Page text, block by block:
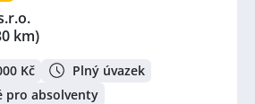
km)
Kč
Plný úvazek
pro absolventy